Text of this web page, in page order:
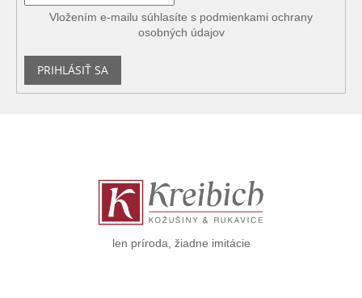
p
i
s
Vložením e-mailu súhlasíte s podmienkami ochrany
osobných údajov
PRIHLÁSIŤ SA
len príroda, žiadne imitácie